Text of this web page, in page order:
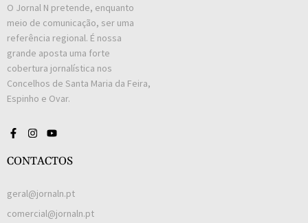
O Jornal N pretende, enquanto
meio de comunicação, ser uma
referência regional. É nossa
grande aposta uma forte
cobertura jornalística nos
Concelhos de Santa Maria da Feira,
Espinho e Ovar.
CONTACTOS
geral@jornaln.pt
comercial@jornaln.pt